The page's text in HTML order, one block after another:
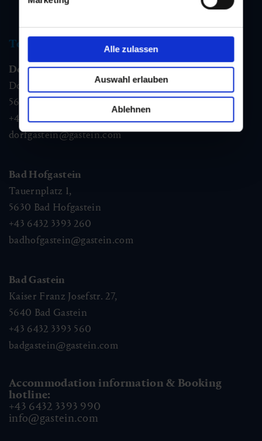
Alle zulassen
Auswahl erlauben
Ablehnen
Tourist information
Dorfgastein
Dorfstraße 1,
5632 Dorfgastein
+43 6432 3393 460
dorfgastein@gastein.com
Bad Hofgastein
Tauernplatz 1,
5630 Bad Hofgastein
+43 6432 3393 260
badhofgastein@gastein.com
Bad Gastein
Kaiser Franz Josefstr. 27,
5640 Bad Gastein
+43 6432 3393 560
badgastein@gastein.com
Accommodation information & Booking
hotline:
+43 6432 3393 990
info@gastein.com